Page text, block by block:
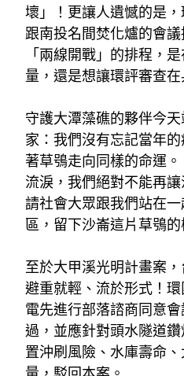
壞」！更讓人遺憾的是
跟南投名間焚化爐的會
「兩線開戰」的排程，
量，還是想讓環評審查
守護大潭藻礁的夥伴今
家：我們沒有忘記當年
著草鴞走向同樣的命運
流淚，我們絕對不能再
請社會大眾跟我們站在
區，留下沙崙這片草鴞的
至於大甲溪光明計畫案
避重就輕、流於形式！
電先進行部落諮商同意
過，並應針對頭水隧道
置沖刷風險、水庫壽命